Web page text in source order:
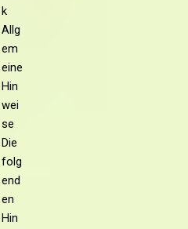
k
Allg
em
eine
Hin
wei
se
Die
folg
end
en
Hin